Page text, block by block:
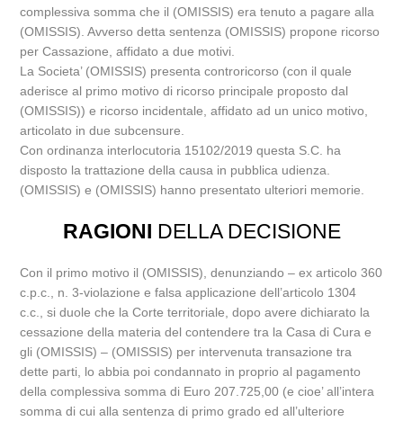
complessiva somma che il (OMISSIS) era tenuto a pagare alla
(OMISSIS). Avverso detta sentenza (OMISSIS) propone ricorso
per Cassazione, affidato a due motivi.
La Societa’ (OMISSIS) presenta controricorso (con il quale
aderisce al primo motivo di ricorso principale proposto dal
(OMISSIS)) e ricorso incidentale, affidato ad un unico motivo,
articolato in due subcensure.
Con ordinanza interlocutoria 15102/2019 questa S.C. ha
disposto la trattazione della causa in pubblica udienza.
(OMISSIS) e (OMISSIS) hanno presentato ulteriori memorie.
RAGIONI DELLA DECISIONE
Con il primo motivo il (OMISSIS), denunziando – ex articolo 360
c.p.c., n. 3-violazione e falsa applicazione dell’articolo 1304
c.c., si duole che la Corte territoriale, dopo avere dichiarato la
cessazione della materia del contendere tra la Casa di Cura e
gli (OMISSIS) – (OMISSIS) per intervenuta transazione tra
dette parti, lo abbia poi condannato in proprio al pagamento
della complessiva somma di Euro 207.725,00 (e cioe’ all’intera
somma di cui alla sentenza di primo grado ed all’ulteriore